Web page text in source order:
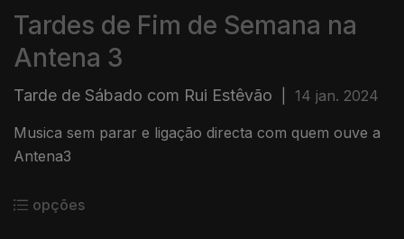
Tardes de Fim de Semana na
Antena 3
Tarde de Sábado com Rui Estêvão 14 jan. 2024
Musica sem parar e ligação directa com quem ouve a
Antena3
opções